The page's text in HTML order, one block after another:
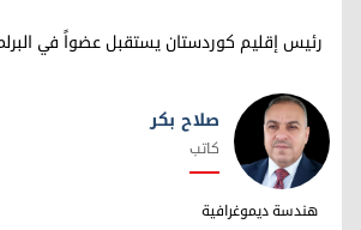
رئيس إقليم كوردستان يستقبل عضواً في
صلاح بكر
صلاح بكر
كاتب
هندسة ديموغرافية